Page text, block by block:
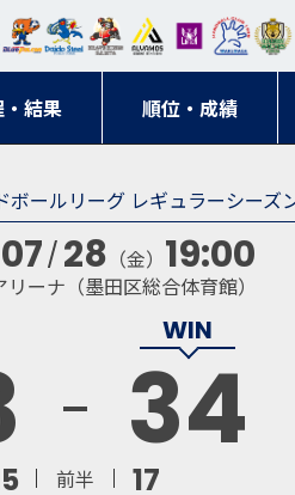
・結果 順位・成績
寺ブ
ルー
サン
ーフ
ァル
コン
屋
ニッ キン
ス大
阪
エゾハン
ブ
ボールリーグ レギュラーシーズ
07 28 （金） 19:00
ーナ（墨田区総合体育館）
34
前半
17